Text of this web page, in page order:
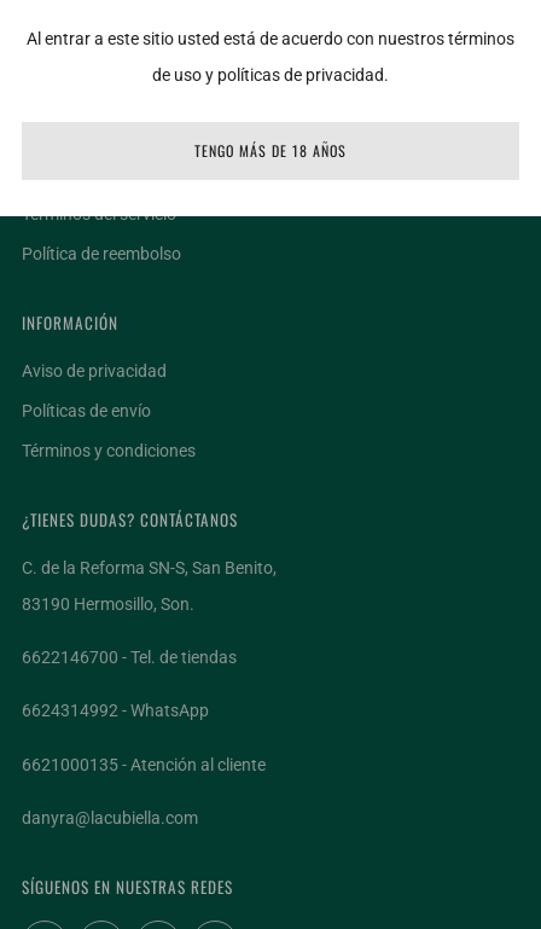
Al entrar a este sitio usted está de acuerdo con nuestros términos
de uso y políticas de privacidad.
TENGO MÁS DE 18 AÑOS
Términos del servicio
Política de reembolso
INFORMACIÓN
Aviso de privacidad
Políticas de envío
Términos y condiciones
¿TIENES DUDAS? CONTÁCTANOS
C. de la Reforma SN-S, San Benito,
83190 Hermosillo, Son.
6622146700 - Tel. de tiendas
6624314992 - WhatsApp
6621000135 - Atención al cliente
danyra@lacubiella.com
SÍGUENOS EN NUESTRAS REDES